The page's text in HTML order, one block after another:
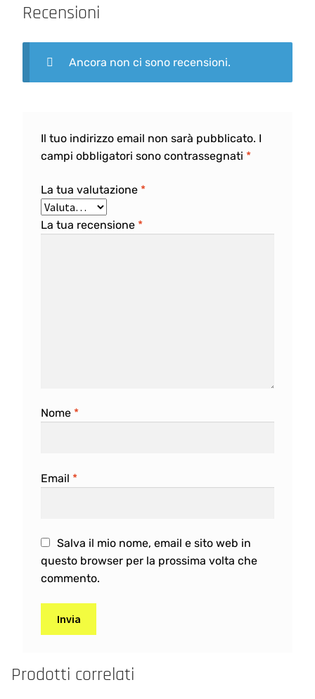
Recensioni
Ancora non ci sono recensioni.
Il tuo indirizzo email non sarà pubblicato. I
campi obbligatori sono contrassegnati *
La tua valutazione *
La tua recensione *
Nome *
Email *
Salva il mio nome, email e sito web in
questo browser per la prossima volta che
commento.
t
Prodotti correlati